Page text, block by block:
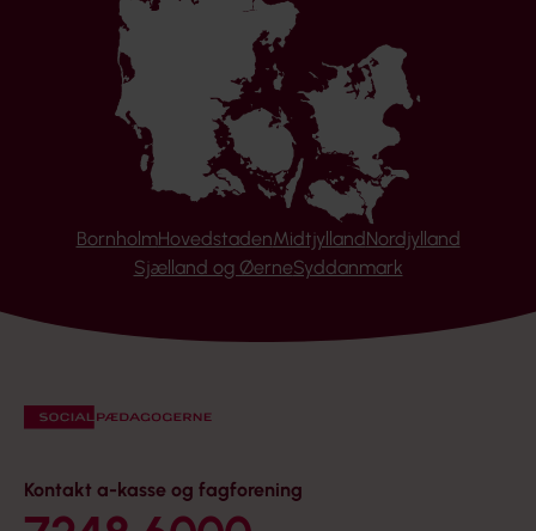
BornholmHovedstadenMidtjyllandNordjylland
Sjælland og ØerneSyddanmark
Kontakt a-kasse og fagforening